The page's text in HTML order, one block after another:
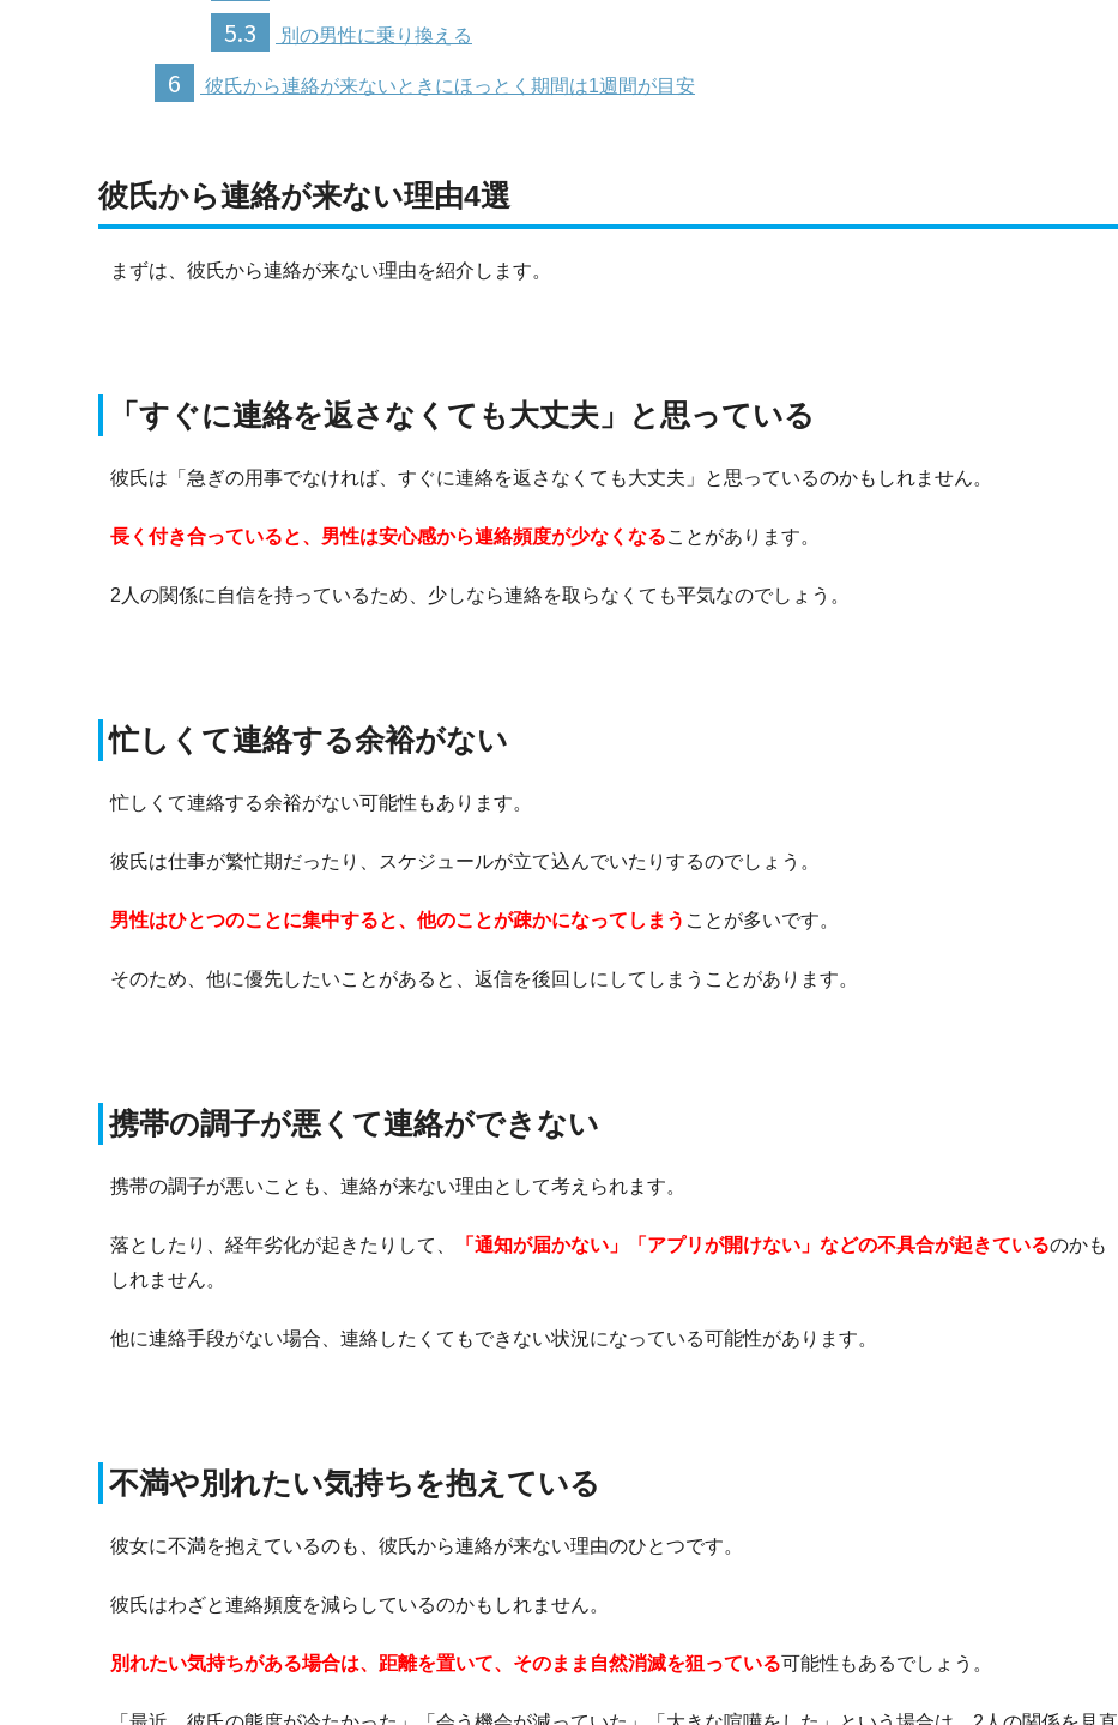
5.3 別の男性に乗り換える
6 彼氏から連絡が来ないときにほっとく期間は1週間が目安
彼氏から連絡が来ない理由4選
まずは、彼氏から連絡が来ない理由を紹介します。
「すぐに連絡を返さなくても大丈夫」と思っている
彼氏は「急ぎの用事でなければ、すぐに連絡を返さなくても大丈夫」と思っているのかもしれません。
長く付き合っていると、男性は安心感から連絡頻度が少なくなることがあります。
2人の関係に自信を持っているため、少しなら連絡を取らなくても平気なのでしょう。
忙しくて連絡する余裕がない
忙しくて連絡する余裕がない可能性もあります。
彼氏は仕事が繁忙期だったり、スケジュールが立て込んでいたりするのでしょう。
男性はひとつのことに集中すると、他のことが疎かになってしまう ことが多いです。
そのため、他に優先したいことがあると、返信を後回しにしてしまうことがあります。
携帯の調子が悪くて連絡ができない
携帯の調子が悪いことも、連絡が来ない理由として考えられます。
落としたり、経年劣化が起きたりして、 「通知が届かない」「アプリが開けない」などの不具合が起きているのかも
しれません。
他に連絡手段がない場合、連絡したくてもできない状況になっている可能性があります。
不満や別れたい気持ちを抱えている
彼女に不満を抱えているのも、彼氏から連絡が来ない理由のひとつです。
彼氏はわざと連絡頻度を減らしているのかもしれません。
別れたい気持ちがある場合は、距離を置いて、そのまま自然消滅を狙っている可能性もあるでしょう。